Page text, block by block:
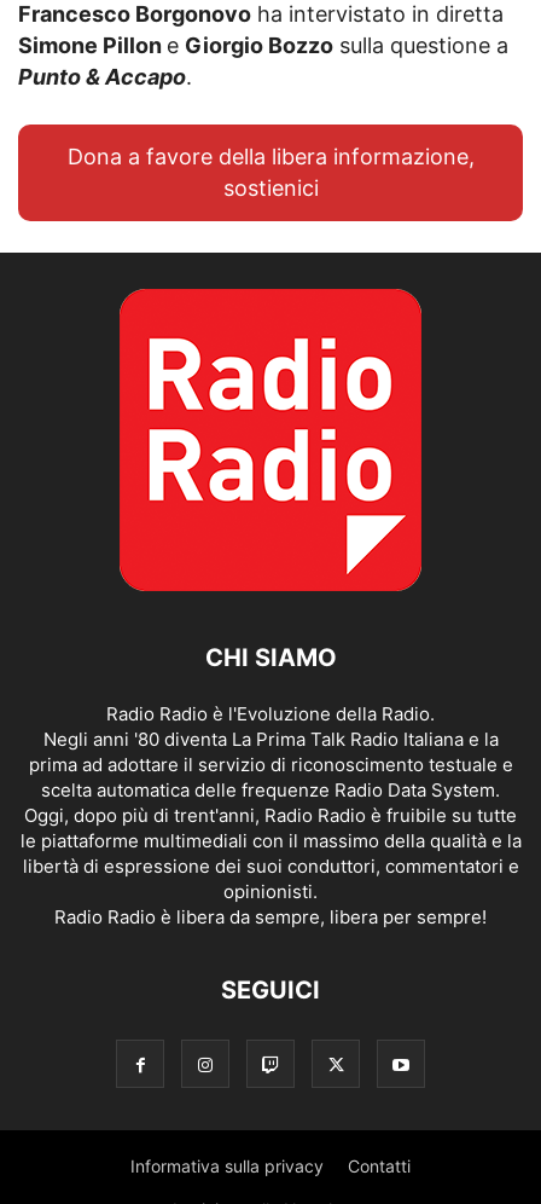
Francesco Borgonovo ha intervistato in diretta
Simone Pillon e Giorgio Bozzo sulla questione a
Punto & Accapo.
Dona a favore della libera informazione,
sostienici
CHI SIAMO
Radio Radio è l'Evoluzione della Radio.
Negli anni '80 diventa La Prima Talk Radio Italiana e la
prima ad adottare il servizio di riconoscimento testuale e
scelta automatica delle frequenze Radio Data System.
Oggi, dopo più di trent'anni, Radio Radio è fruibile su tutte
le piattaforme multimediali con il massimo della qualità e la
libertà di espressione dei suoi conduttori, commentatori e
opinionisti.
Radio Radio è libera da sempre, libera per sempre!
SEGUICI
Informativa sulla privacy Contatti